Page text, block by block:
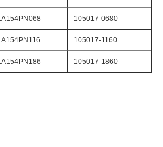
105017-0680
105017-1160
105017-1860